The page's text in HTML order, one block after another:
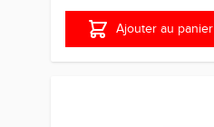
Ajouter au panier